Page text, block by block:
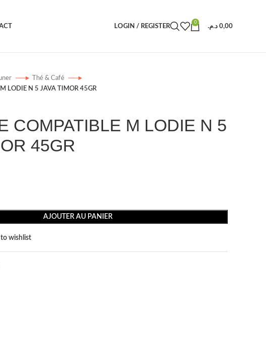
LOGIN / REGISTER
0
0,00 د.م.
Thé & Café
LODIE N 5 JAVA TIMOR 45GR
COMPATIBLE M LODIE N 5
45GR
AJOUTER AU PANIER
wishlist